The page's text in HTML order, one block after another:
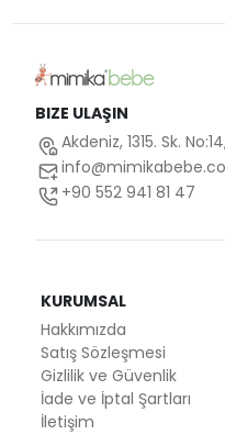
BIZE ULAŞIN
Akdeniz, 1315. Sk.
+90 552 941 81 47
KURUMSAL
Hakkımızda
Satış Sözleşmesi
Gizlilik ve Güvenlik
İade ve İptal Şartları
İletişim